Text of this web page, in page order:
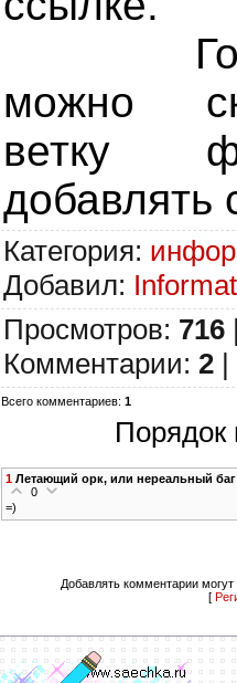
можно
ветку
добавлять
Категория:
Добавил:
Просмотров: 716
Комментарии: 2 |
Всего комментариев: 1
Порядок
1 Летающий орк, или нереальный
0
=)
Добавлять комментарии могут
[